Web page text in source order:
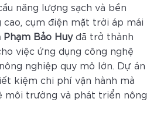
năng lượng sạch và bền
cụm điện mặt trời áp mái
Bảo Huyđã trở thành
việc ứng dụng công nghệ
nghiệp quy mô lớn. Dự án
kiệm chi phí vận hành mà
môi trường và phát triển nông